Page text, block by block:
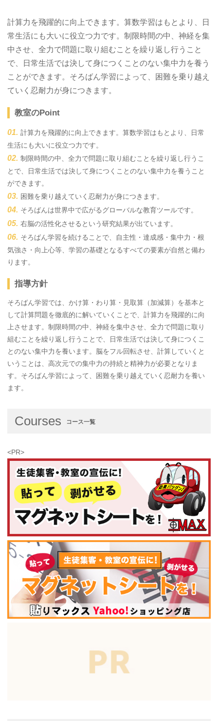
計算力を飛躍的に向上できます。算数学習はもとより、日
常生活にも大いに役立つ力です。制限時間の中、神経を集
中させ、全力で問題に取り組むことを繰り返し行うこと
で、日常生活では決して身につくことのない集中力を養う
ことができます。そろばん学習によって、困難を乗り越え
ていく忍耐力が身につきます。
教室のPoint
計算力を飛躍的に向上できます。算数学習はもとより、日常
生活にも大いに役立つ力です。
制限時間の中、全力で問題に取り組むことを繰り返し行うこ
とで、日常生活では決して身につくことのない集中力を養うこと
ができます。
困難を乗り越えていく忍耐力が身につきます。
そろばんは世界中で広がるグローバルな教育ツールです。
右脳の活性化させるという研究結果が出ています。
そろばん学習を続けることで、自主性・達成感・集中力・根
気強さ・向上心等、学習の基礎となるすべての要素が自然と備わ
ります。
指導方針
そろばん学習では、かけ算・わり算・見取算（加減算）を基本と
して計算問題を徹底的に解いていくことで、計算力を飛躍的に向
上させます。制限時間の中、神経を集中させ、全力で問題に取り
組むことを繰り返し行うことで、日常生活では決して身につくこ
とのない集中力を養います。脳をフル回転させ、計算していくと
いうことは、高次元での集中力の持続と精神力が必要となりま
す。そろばん学習によって、困難を乗り越えていく忍耐力を養い
ます。
Courses コース一覧
<PR>